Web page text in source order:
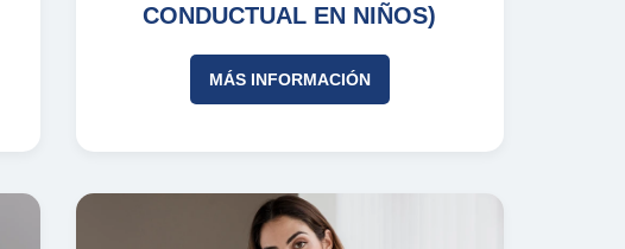
CONDUCTUAL EN NIÑOS)
MÁS INFORMACIÓN